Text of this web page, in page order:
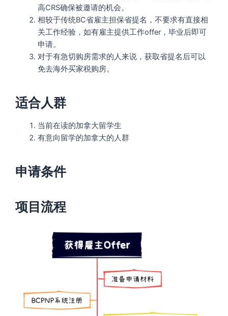
高CRS确保被邀请的机会。
相较于传统BC省雇主担保省提名，不要求有直接相
关工作经验，如有雇主提供工作offer，毕业后即可
申请。
对于有急切购房需求的人来说，获取省提名后可以
免去海外买家税购房。
适合人群
当前在读的加拿大留学生
有意向留学的加拿大的人群
申请条件
项目流程